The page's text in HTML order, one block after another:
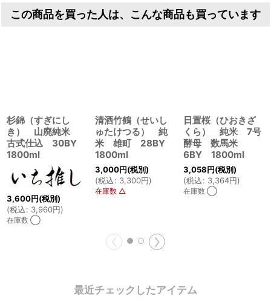
この商品を買った人は、こんな商品も買っています
杉錦（すぎにし
き） 山廃純米
古式仕込 30BY
1800ml
3,600円(税別)
(税込: 3,960円)
在庫数 ◯
清酒竹鶴（せいし
ゅたけつる） 純
米 雄町 28BY
1800ml
3,000円(税別)
(税込: 3,300円)
在庫数 △
日置桜（ひおきざ
くら） 純米 7号
酵母 数馬米
6BY 1800ml
3,058円(税別)
(税込: 3,364円)
在庫数 ◯
最近チェックしたアイテム